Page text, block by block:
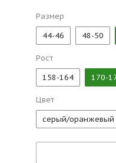
Размер
44-46
48-50
Рост
158-164
170-
Цвет
серый/оранжевый